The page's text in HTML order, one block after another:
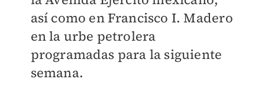
así como en Francisco I. Madero
en la urbe petrolera
programadas para la siguiente
semana.